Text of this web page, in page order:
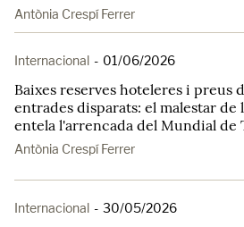
Antònia Crespí Ferrer
Internacional - 01/06/2026
Baixes reserves hoteleres i preus
entrades disparats: el malestar de
entela l'arrencada del Mundial de
Antònia Crespí Ferrer
Internacional - 30/05/2026